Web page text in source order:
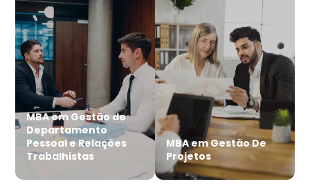
MBA em Gestão de
Departamento
Pessoal e Relações
Trabalhistas
MBA em Gestão De
Projetos